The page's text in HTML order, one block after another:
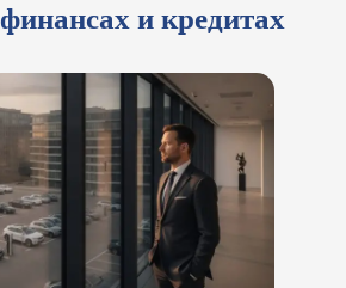
и кредитах